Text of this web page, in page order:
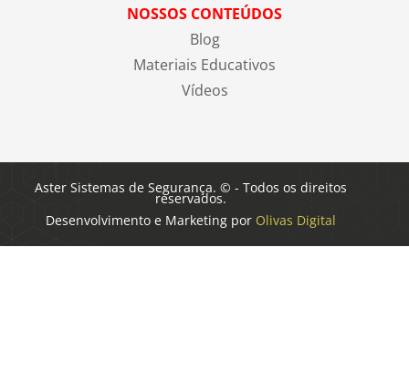
NOSSOS CONTEÚDOS
Blog
Materiais Educativos
Vídeos
Aster Sistemas de Segurança. © - Todos os direitos
reservados.
Desenvolvimento e Marketing por Olivas Digital